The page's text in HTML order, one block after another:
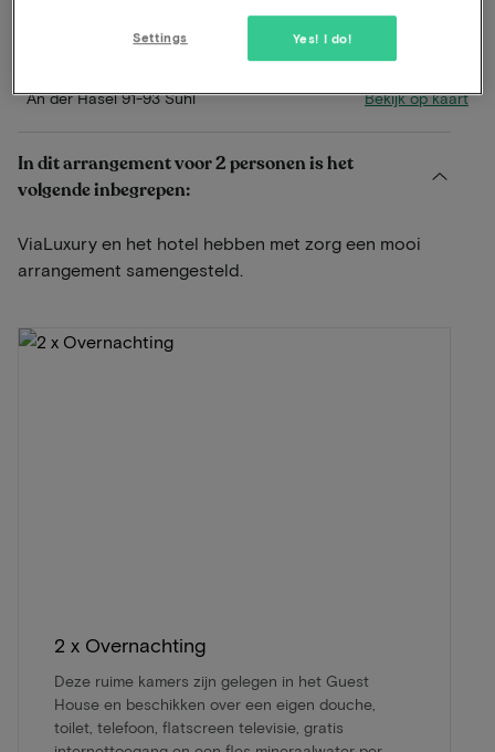
Gratis parkeren
An der Hasel 91-93 Suhl Bekijk op kaart
In dit arrangement voor 2 personen is het
volgende inbegrepen:
ViaLuxury en het hotel hebben met zorg een mooi
arrangement samengesteld.
2 x Overnachting
Deze ruime kamers zijn gelegen in het Guest
House en beschikken over een eigen douche,
toilet, telefoon, flatscreen televisie, gratis
Yes! I do!
Settings